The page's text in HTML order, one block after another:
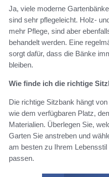
Ja, viele moderne
sind sehr pflegeleicht. Holz-
mehr Pflege, sind aber
behandelt werden. Eine
sorgt dafür, dass die Bänke
bleiben.
Wie finde ich die richtige
Die richtige Sitzbank hängt
wie dem verfügbaren Platz,
Materialien. Überlegen Sie,
Garten Sie anstreben und
am besten zu Ihrem
passen.